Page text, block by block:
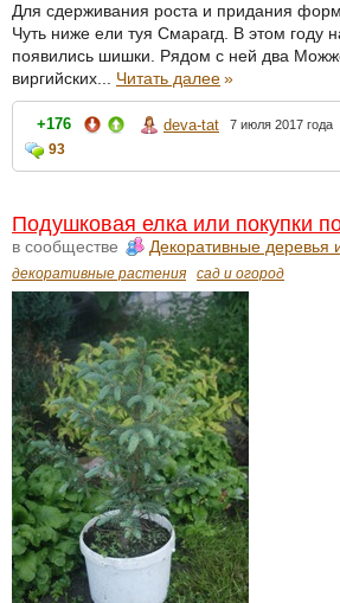
Для сдерживания роста и придания
Чуть ниже ели туя Смарагд. В этом году
появились шишки. Рядом с ней два
виргийских... Читать далее»
+176 deva-tat 7 июля 2017 года
93
Подушковая елка или покупки
в сообществе Декоративные деревья
декоративные растения сад и огород